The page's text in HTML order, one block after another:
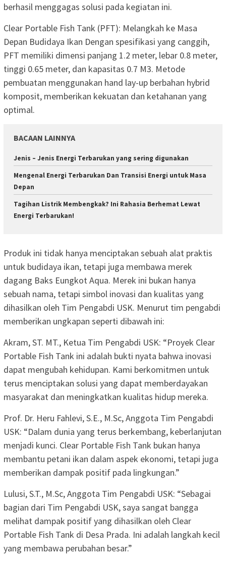
berhasil menggagas solusi pada kegiatan ini.
Clear Portable Fish Tank (PFT): Melangkah ke Masa
Depan Budidaya Ikan Dengan spesifikasi yang canggih,
PFT memiliki dimensi panjang 1.2 meter, lebar 0.8 meter,
tinggi 0.65 meter, dan kapasitas 0.7 M3. Metode
pembuatan menggunakan hand lay-up berbahan hybrid
komposit, memberikan kekuatan dan ketahanan yang
optimal.
BACAAN LAINNYA
Jenis – Jenis Energi Terbarukan yang sering digunakan
Mengenal Energi Terbarukan Dan Transisi Energi untuk Masa
Depan
Tagihan Listrik Membengkak? Ini Rahasia Berhemat Lewat
Energi Terbarukan!
Produk ini tidak hanya menciptakan sebuah alat praktis
untuk budidaya ikan, tetapi juga membawa merek
dagang Baks Eungkot Aqua. Merek ini bukan hanya
sebuah nama, tetapi simbol inovasi dan kualitas yang
dihasilkan oleh Tim Pengabdi USK. Menurut tim pengabdi
memberikan ungkapan seperti dibawah ini:
Akram, ST. MT., Ketua Tim Pengabdi USK: “Proyek Clear
Portable Fish Tank ini adalah bukti nyata bahwa inovasi
dapat mengubah kehidupan. Kami berkomitmen untuk
terus menciptakan solusi yang dapat memberdayakan
masyarakat dan meningkatkan kualitas hidup mereka.
Prof. Dr. Heru Fahlevi, S.E., M.Sc, Anggota Tim Pengabdi
USK: “Dalam dunia yang terus berkembang, keberlanjutan
menjadi kunci. Clear Portable Fish Tank bukan hanya
membantu petani ikan dalam aspek ekonomi, tetapi juga
memberikan dampak positif pada lingkungan.”
Lulusi, S.T., M.Sc, Anggota Tim Pengabdi USK: “Sebagai
bagian dari Tim Pengabdi USK, saya sangat bangga
melihat dampak positif yang dihasilkan oleh Clear
Portable Fish Tank di Desa Prada. Ini adalah langkah kecil
yang membawa perubahan besar.”